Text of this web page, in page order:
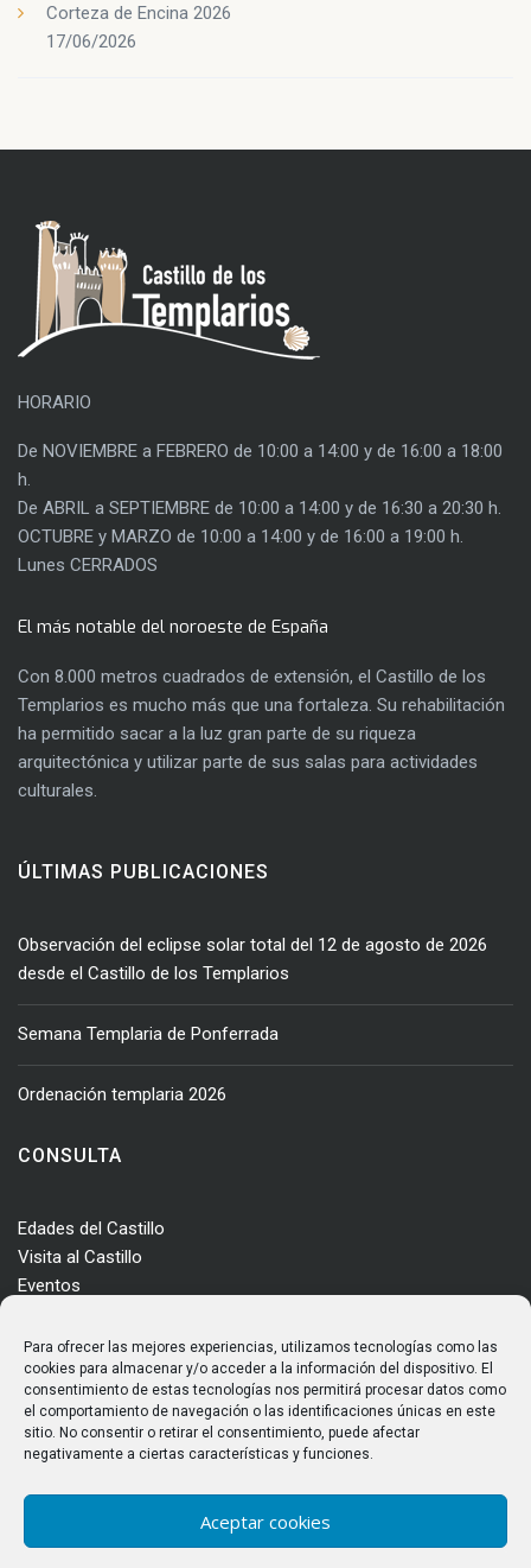
Para ofrecer las mejores experiencias, utilizamos tecnologías como las
cookies para almacenar y/o acceder a la información del dispositivo. El
consentimiento de estas tecnologías nos permitirá procesar datos como
el comportamiento de navegación o las identificaciones únicas en este
sitio. No consentir o retirar el consentimiento, puede afectar
negativamente a ciertas características y funciones.
Aceptar cookies
Corteza de Encina 2026
17/06/2026
HORARIO
De NOVIEMBRE a FEBRERO de 10:00 a 14:00 y de 16:00 a 18:00
h.
De ABRIL a SEPTIEMBRE de 10:00 a 14:00 y de 16:30 a 20:30 h.
OCTUBRE y MARZO de 10:00 a 14:00 y de 16:00 a 19:00 h.
Lunes CERRADOS
El más notable del noroeste de España
Con 8.000 metros cuadrados de extensión, el Castillo de los
Templarios es mucho más que una fortaleza. Su rehabilitación
ha permitido sacar a la luz gran parte de su riqueza
arquitectónica y utilizar parte de sus salas para actividades
culturales.
ÚLTIMAS PUBLICACIONES
Observación del eclipse solar total del 12 de agosto de 2026
desde el Castillo de los Templarios
Semana Templaria de Ponferrada
Ordenación templaria 2026
CONSULTA
Edades del Castillo
Visita al Castillo
Eventos
Enclave
Más información
Consultas
Horarios y tarifas